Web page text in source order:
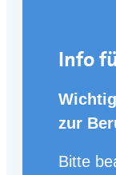
Info
zur
Bitte